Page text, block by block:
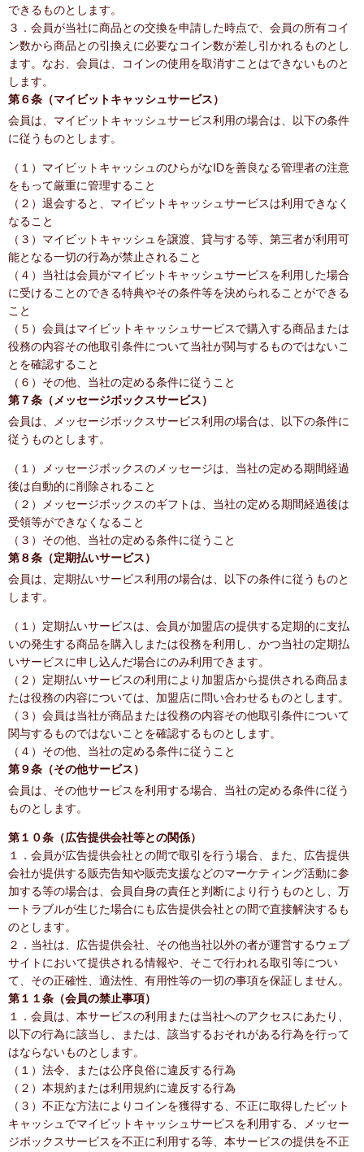
できるものとします。
３．会員が当社に商品との交換を申請した時点で、会員の所有コイ
ン数から商品との引換えに必要なコイン数が差し引かれるものとし
ます。なお、会員は、コインの使用を取消すことはできないものと
します。
第６条（マイビットキャッシュサービス）
会員は、マイビットキャッシュサービス利用の場合は、以下の条件
に従うものとします。
（１）マイビットキャッシュのひらがなIDを善良なる管理者の注意
をもって厳重に管理すること
（２）退会すると、マイビットキャッシュサービスは利用できなく
なること
（３）マイビットキャッシュを譲渡、貸与する等、第三者が利用可
能となる一切の行為が禁止されること
（４）当社は会員がマイビットキャッシュサービスを利用した場合
に受けることのできる特典やその条件等を決められることができる
こと
（５）会員はマイビットキャッシュサービスで購入する商品または
役務の内容その他取引条件について当社が関与するものではないこ
とを確認すること
（６）その他、当社の定める条件に従うこと
第７条（メッセージボックスサービス）
会員は、メッセージボックスサービス利用の場合は、以下の条件に
従うものとします。
（１）メッセージボックスのメッセージは、当社の定める期間経過
後は自動的に削除されること
（２）メッセージボックスのギフトは、当社の定める期間経過後は
受領等ができなくなること
（３）その他、当社の定める条件に従うこと
第８条（定期払いサービス）
会員は、定期払いサービス利用の場合は、以下の条件に従うものと
します。
（１）定期払いサービスは、会員が加盟店の提供する定期的に支払
いの発生する商品を購入しまたは役務を利用し、かつ当社の定期払
いサービスに申し込んだ場合にのみ利用できます。
（２）定期払いサービスの利用により加盟店から提供される商品ま
たは役務の内容については、加盟店に問い合わせるものとします。
（３）会員は当社が商品または役務の内容その他取引条件について
関与するものではないことを確認するものとします。
（４）その他、当社の定める条件に従うこと
第９条（その他サービス）
会員は、その他サービスを利用する場合、当社の定める条件に従う
ものとします。
第１０条（広告提供会社等との関係）
１．会員が広告提供会社との間で取引を行う場合、また、広告提供
会社が提供する販売告知や販売支援などのマーケティング活動に参
加する等の場合は、会員自身の責任と判断により行うものとし、万
一トラブルが生じた場合にも広告提供会社との間で直接解決するも
のとします。
２．当社は、広告提供会社、その他当社以外の者が運営するウェブ
サイトにおいて提供される情報や、そこで行われる取引等につい
て、その正確性、適法性、有用性等の一切の事項を保証しません。
第１１条（会員の禁止事項）
１．会員は、本サービスの利用または当社へのアクセスにあたり、
以下の行為に該当し、または、該当するおそれがある行為を行って
はならないものとします。
（１）法令、または公序良俗に違反する行為
（２）本規約または利用規約に違反する行為
（３）不正な方法によりコインを獲得する、不正に取得したビット
キャッシュでマイビットキャッシュサービスを利用する、メッセー
ジボックスサービスを不正に利用する等、本サービスの提供を不正